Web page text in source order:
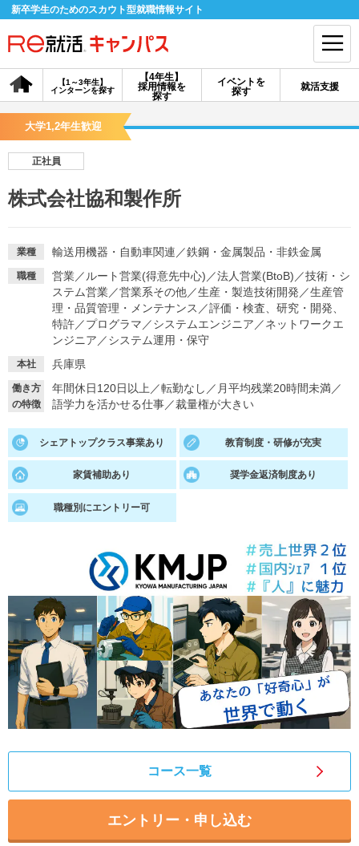
新卒学生のためのスカウト型就職情報サイト
【4年生】
採用情報を
探す
【1～3年生】
インターンを探す
イベントを
探す
就活支援
会員登録 ログイン
探す
イベントを探す スカウト お知らせ
就活ノウハウ・サポート
就活支援
就活ノウハウが満載！
就活コラム
お役立ち記事・相談室など
適職診断
あなたに合う仕事を診断！
就活チャンネル
動画で対策講座をチェック
就活ニュースペーパー
大学1,2年生歓迎
正社員
株式会社協和製作所
業種 輸送用機器・自動車関連 ／鉄鋼・金属製品・非鉄金属
職種 営業／ ルート営業(得意先中心) ／法人営業(BtoB) ／技術・シ
ステム営業／営業系その他／生産・製造技術開発 ／生産管
理・品質管理・メンテナンス ／評価・検査、研究・開発、
特許／プログラマ ／システムエンジニア ／ネットワークエ
ンジニア ／システム運用・保守
本社 兵庫県
働き方
の特徴
年間休日120日以上 ／転勤なし ／ 月平均残業20時間未満／
語学力を活かせる仕事／裁量権が大きい
シェアトップクラス事業あり 教育制度・研修が充実
家賃補助あり 奨学金返済制度あり
職種別にエントリー可
コース一覧
エントリー・申し込む